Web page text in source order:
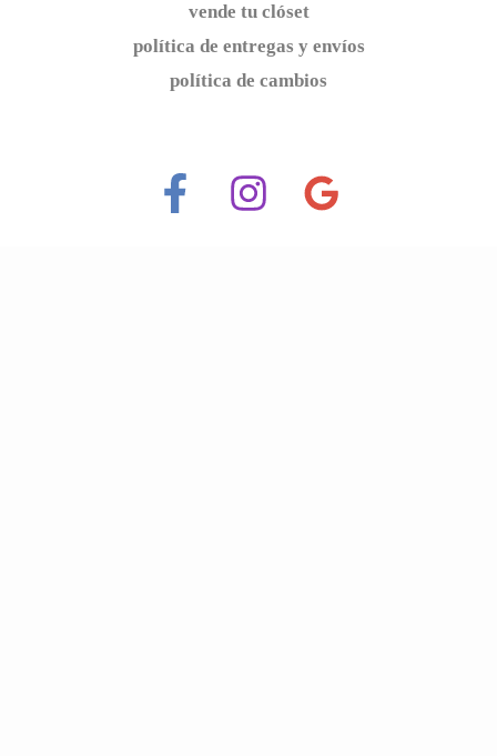
vende tu clóset
política de entregas y envíos
política de cambios